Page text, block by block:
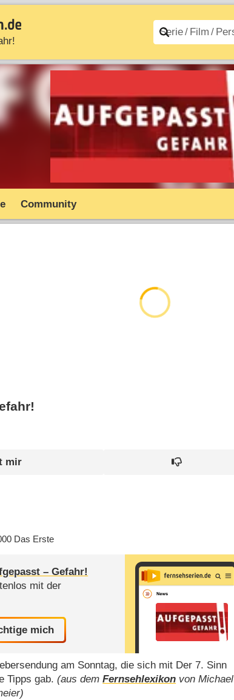
Filme A–Z
Community
Das Erste
– Gefahr!
mit der
mich
am Sonntag, die sich mit Der 7. Sinn
Tipps gab.(aus demFernsehlexikon von Michael